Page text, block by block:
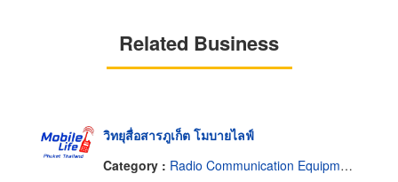
Related Business
วิทยุสื่อสารภูเก็ต โมบายไลฟ์
Category : Radio Communication Equipment & Systems